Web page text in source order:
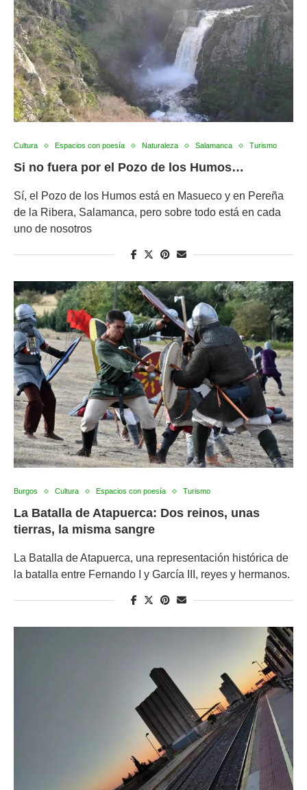
Cultura Espacios con poesía Naturaleza Salamanca Turismo
Si no fuera por el Pozo de los Humos…
Sí, el Pozo de los Humos está en Masueco y en Pereña
de la Ribera, Salamanca, pero sobre todo está en cada
uno de nosotros
Burgos Cultura Espacios con poesía Turismo
La Batalla de Atapuerca: Dos reinos, unas
tierras, la misma sangre
La Batalla de Atapuerca, una representación histórica de
la batalla entre Fernando I y García III, reyes y hermanos.